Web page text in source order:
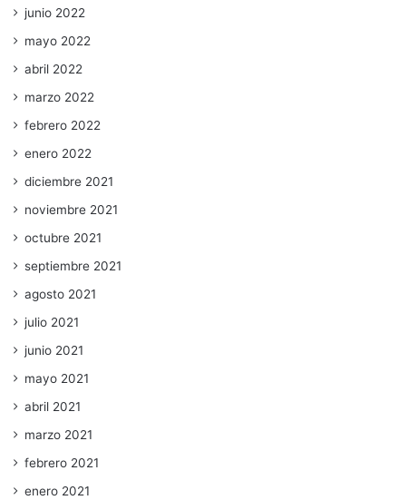
junio 2022
mayo 2022
abril 2022
marzo 2022
febrero 2022
enero 2022
diciembre 2021
noviembre 2021
octubre 2021
septiembre 2021
agosto 2021
julio 2021
junio 2021
mayo 2021
abril 2021
marzo 2021
febrero 2021
enero 2021